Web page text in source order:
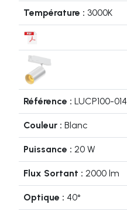
3000K
LUCP100-014
Blanc
20 W
2000 lm
40°